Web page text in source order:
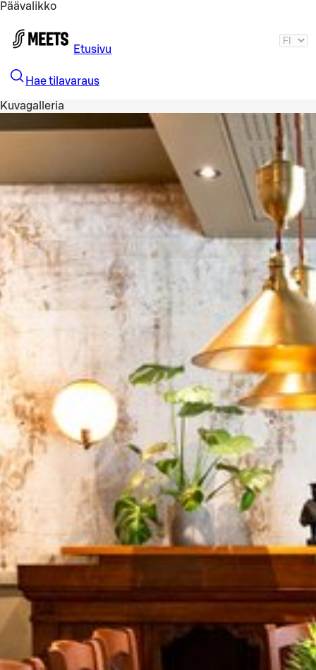
Päävalikko
Etusivu
Hae tilavaraus
Kuvagalleria
Katso kuva 1 / 3